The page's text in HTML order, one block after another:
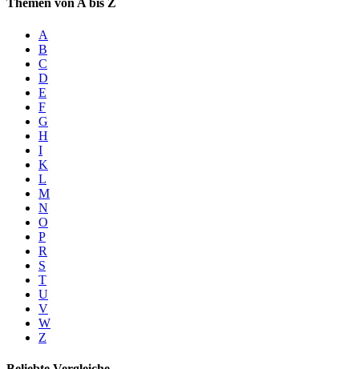
Themen von A bis Z
A
B
C
D
E
F
G
H
I
K
L
M
N
O
P
R
S
T
U
V
W
Z